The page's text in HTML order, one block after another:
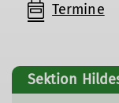
Termine
Sektion